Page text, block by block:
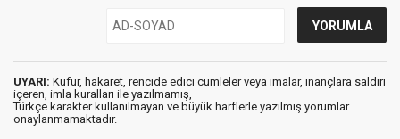
UYARI: Küfür, hakaret, rencide edici cümleler veya imalar, inançlara saldırı
içeren, imla kuralları ile yazılmamış,
Türkçe karakter kullanılmayan ve büyük harflerle yazılmış yorumlar
onaylanmamaktadır.